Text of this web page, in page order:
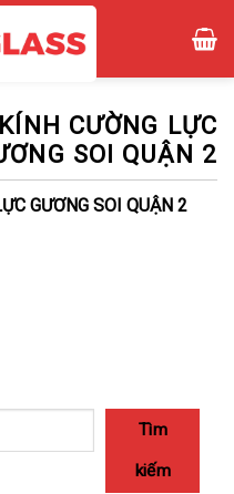
CƯỜNG LỰC
SOI QUẬN 2
GƯƠNG SOI QUẬN 2
Tìm
kiếm